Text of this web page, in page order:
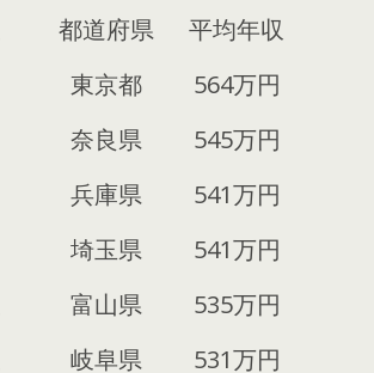
都道府県
平均年収
東京都
564万円
奈良県
545万円
兵庫県
541万円
埼玉県
541万円
富山県
535万円
岐阜県
531万円